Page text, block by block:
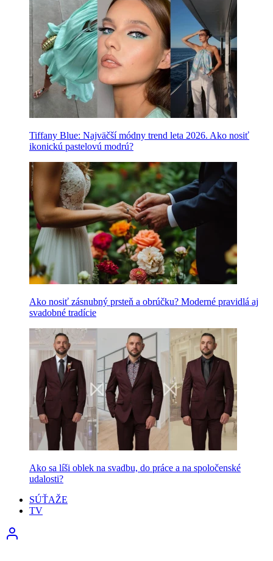
Tiffany Blue: Najväčší módny trend leta 2026. Ako nosiť
ikonickú pastelovú modrú?
Ako nosiť zásnubný prsteň a obrúčku? Moderné pravidlá aj
svadobné tradície
Ako sa líši oblek na svadbu, do práce a na spoločenské
udalosti?
SÚŤAŽE
TV